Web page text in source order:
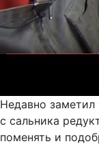
Недавно
с сальника
поменять и